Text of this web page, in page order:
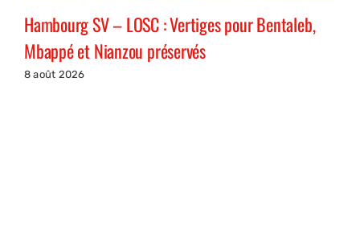
Hambourg SV – LOSC : Vertiges pour Bentaleb,
Mbappé et Nianzou préservés
8 août 2026